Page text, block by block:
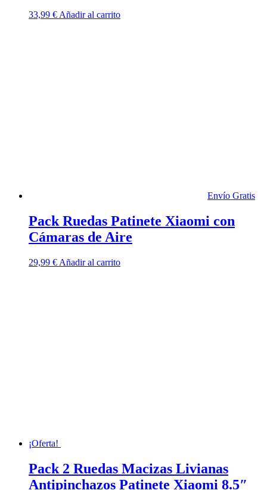
33,99 € Añadir al carrito
Envío Gratis
Pack Ruedas Patinete Xiaomi con
Cámaras de Aire
29,99 € Añadir al carrito
¡Oferta!
Pack 2 Ruedas Macizas Livianas
Antipinchazos Patinete Xiaomi 8.5″